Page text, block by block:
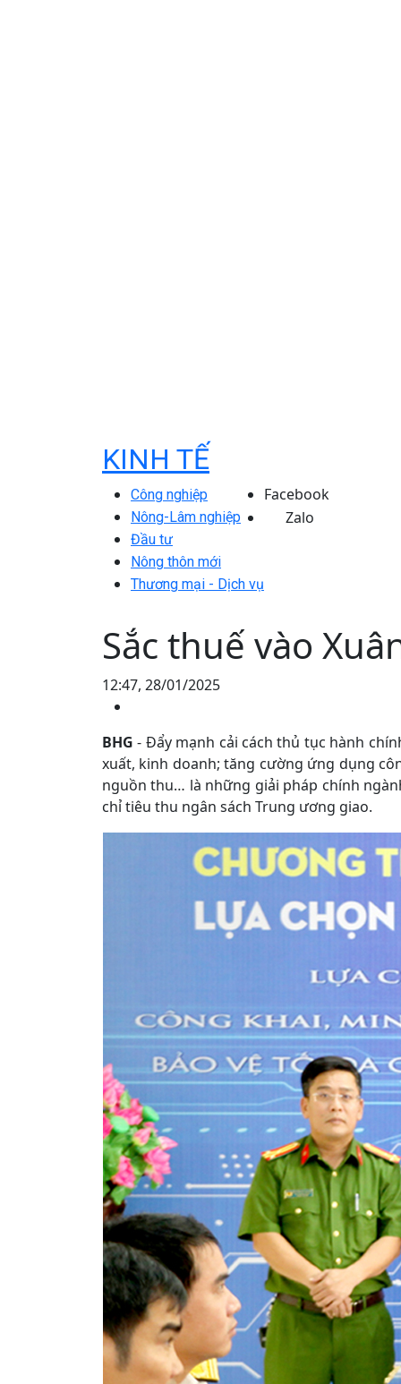
KINH TẾ
Công nghiệp
Nông-Lâm nghiệp
Đầu tư
Nông thôn mới
Thương mại - Dịch vụ
Facebook
Zalo
Sắc thuế vào
12:47, 28/01/2025
BHG - Đẩy mạnh cải cách thủ tục hành
xuất, kinh doanh; tăng cường ứng dụng
nguồn thu… là những giải pháp chính
chỉ tiêu thu ngân sách Trung ương giao.